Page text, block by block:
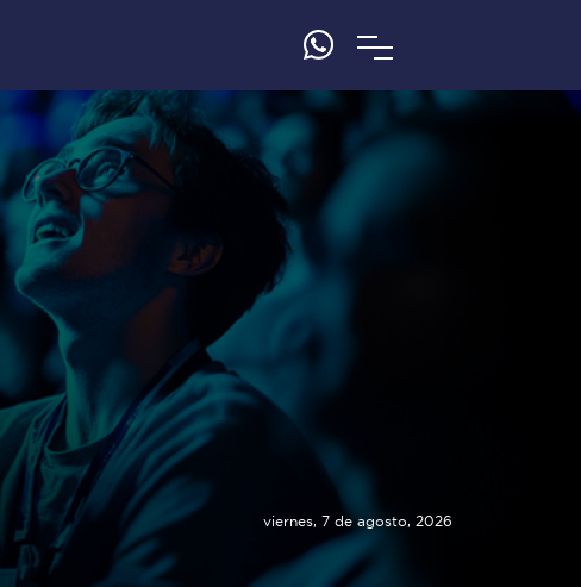
viernes, 7 de agosto, 2026